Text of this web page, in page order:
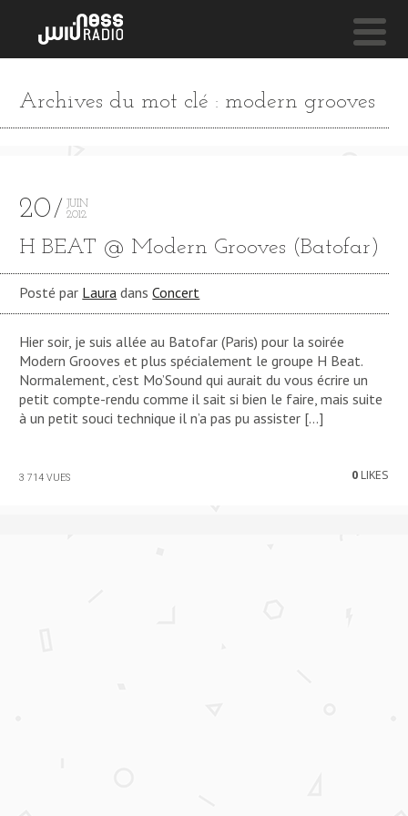
WIND BLOWS (SAMBA/SOUL REMIX) **** WIND
NESS LIVE !
Archives du mot clé : modern grooves
20
JUIN
2012
H BEAT @ Modern Grooves (Batofar)
Posté par Laura dansConcert
Hier soir, je suis allée au Batofar (Paris) pour la soirée
Modern Grooves et plus spécialement le groupe H Beat.
Normalement, c’est Mo’Sound qui aurait du vous écrire un
petit compte-rendu comme il sait si bien le faire, mais suite
à un petit souci technique il n’a pas pu assister […]
3 714 VUES 0LIKES